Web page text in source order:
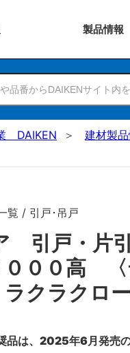
製品情報
DAIKEN 建材製
覧 / 引戸･吊戸
引戸・片
００高 〈
クラクロ
品は、2025年6月発売の